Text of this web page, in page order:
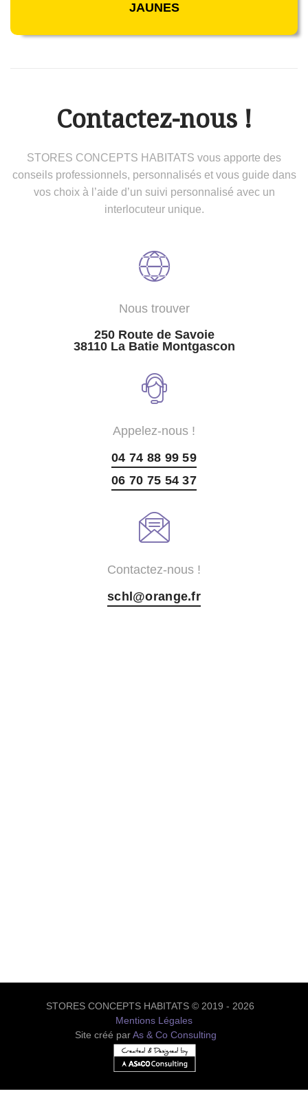
JAUNES
Contactez-nous !
STORES CONCEPTS HABITATS vous apporte des
conseils professionnels, personnalisés et vous guide dans
vos choix à l’aide d’un suivi personnalisé avec un
interlocuteur unique.
Nous trouver
250 Route de Savoie
38110 La Batie Montgascon
Appelez-nous !
04 74 88 99 59
06 70 75 54 37
Contactez-nous !
schl@orange.fr
STORES CONCEPTS HABITATS © 2019 - 2026
Mentions Légales
Site créé parAs & Co Consulting